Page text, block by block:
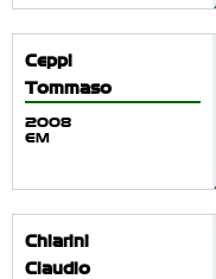
Ceppi
Tommaso
2008
EM
Chiarini
Claudio